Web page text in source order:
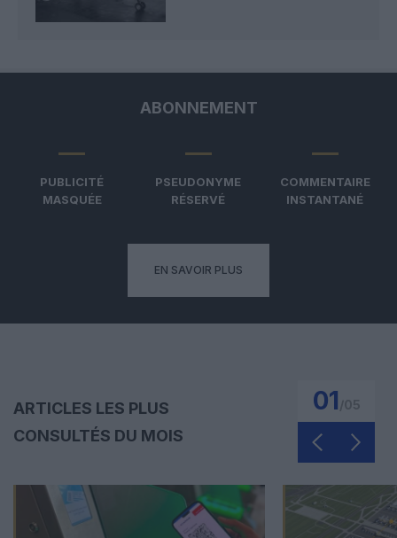
ABONNEMENT
PUBLICITÉ
MASQUÉE
PSEUDONYME
RÉSERVÉ
COMMENTAIRE
INSTANTANÉ
EN SAVOIR PLUS
ARTICLES LES PLUS
CONSULTÉS DU MOIS
01